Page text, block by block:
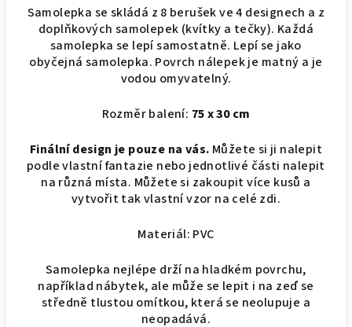
Samolepka se skládá z 8 berušek ve 4 designech a z
doplňkových samolepek (kvítky a tečky). Každá
samolepka se lepí samostatně. Lepí se jako
obyčejná samolepka. Povrch nálepek je matný a je
vodou omyvatelný.
Rozměr balení: 75 x 30 cm
Finální design je pouze na vás. Můžete si ji nalepit
podle vlastní fantazie nebo jednotlivé části nalepit
na různá místa. Můžete si zakoupit více kusů a
vytvořit tak vlastní vzor na celé zdi.
Materiál: PVC
Samolepka nejlépe drží na hladkém povrchu,
například nábytek, ale může se lepit i na zeď se
středně tlustou omítkou, která se neolupuje a
neopadává.